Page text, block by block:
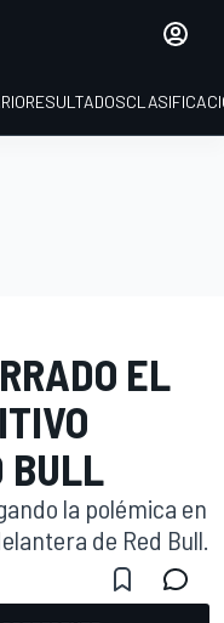
RESULTADOS
EL
BULL
la polémica en
de Red Bull.